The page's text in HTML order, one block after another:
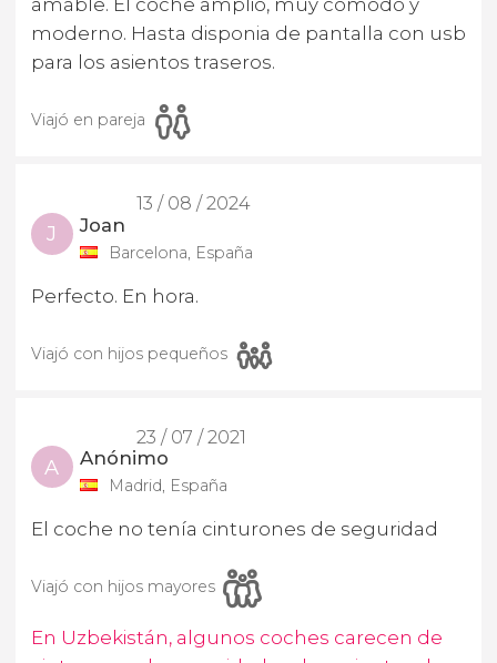
amable. El coche amplio, muy cómodo y
moderno. Hasta disponia de pantalla con usb
para los asientos traseros.
Viajó en pareja
13 / 08 / 2024
J Joan
Barcelona, España
Perfecto. En hora.
Viajó con hijos pequeños
23 / 07 / 2021
A Anónimo
Madrid, España
El coche no tenía cinturones de seguridad
Viajó con hijos mayores
En Uzbekistán, algunos coches carecen de